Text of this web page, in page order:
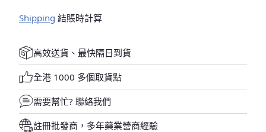
Shipping 結賬時計算
高效送貨、最快隔日到貨
全港 1000 多個取貨點
需要幫忙? 聯絡我們
註冊批發商，多年藥業營商經驗